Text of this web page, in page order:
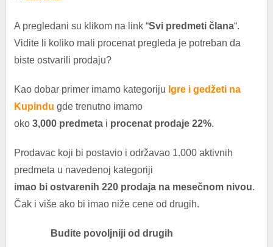
A pregledani su klikom na link “Svi predmeti člana“.
Vidite li koliko mali procenat pregleda je potreban da
biste ostvarili prodaju?
Kao dobar primer imamo kategoriju Igre i gedžeti na
Kupindu gde trenutno imamo
oko3,000 predmetai procenat prodaje 22%.
Prodavac koji bi postavio i održavao 1.000 aktivnih
predmeta u navedenoj kategoriji
imao bi ostvarenih 220 prodaja na mesečnom nivou.
Čak i više ako bi imao niže cene od drugih.
Budite povoljniji od drugih